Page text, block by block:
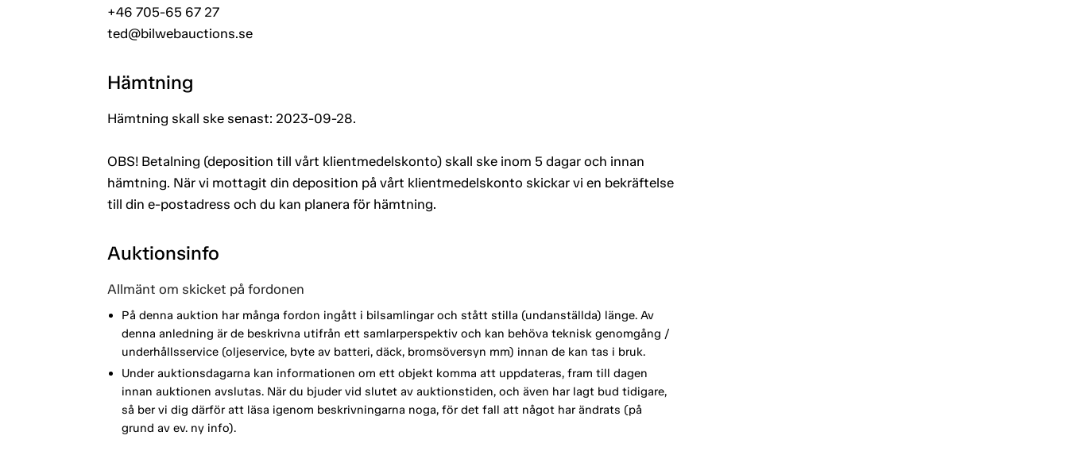
+46 705-65 67 27
ted@bilwebauctions.se
Hämtning
Hämtning skall ske senast: 2023-09-28.
OBS! Betalning (deposition till vårt klientmedelskonto) skall ske inom 5 dagar och innan
hämtning. När vi mottagit din deposition på vårt klientmedelskonto skickar vi en bekräftelse
till din e-postadress och du kan planera för hämtning.
Auktionsinfo
Allmänt om skicket på fordonen
På denna auktion har många fordon ingått i bilsamlingar och stått stilla (undanställda) länge. Av
denna anledning är de beskrivna utifrån ett samlarperspektiv och kan behöva teknisk genomgång /
underhållsservice (oljeservice, byte av batteri, däck, bromsöversyn mm) innan de kan tas i bruk.
Under auktionsdagarna kan informationen om ett objekt komma att uppdateras, fram till dagen
innan auktionen avslutas. När du bjuder vid slutet av auktionstiden, och även har lagt bud tidigare,
så ber vi dig därför att läsa igenom beskrivningarna noga, för det fall att något har ändrats (på
grund av ev. ny info).